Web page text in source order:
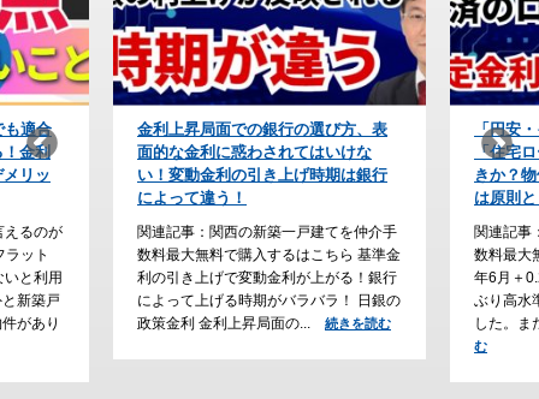
方、表
けな
銀行
仲介手
基準金
！銀行
日銀の
を読む
「円安・インフレ時代」の防衛策！
「住宅ローンの予算」をどう組むべ
きか？物価が上がり続けると利上げ
は原則として永遠に続く
関連記事：関西の新築一戸建てを仲介手
数料最大無料で購入するはこちら 2026
年6月＋0.25％の利上げが確定し、31年
ぶり高水準の政策金利（１％）となりま
した。また、2026年6月、フ... 続きを読
【住宅
上が条
会社の
なぜ？
関連記事
数料最大
ーン審査
勤続年数
る傾向が
行...